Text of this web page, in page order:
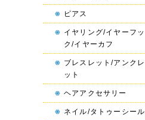
ピアス
イヤリング/イヤーフッ
ク/イヤーカフ
ブレスレット/アンクレ
ット
ヘアアクセサリー
ネイル/タトゥーシール